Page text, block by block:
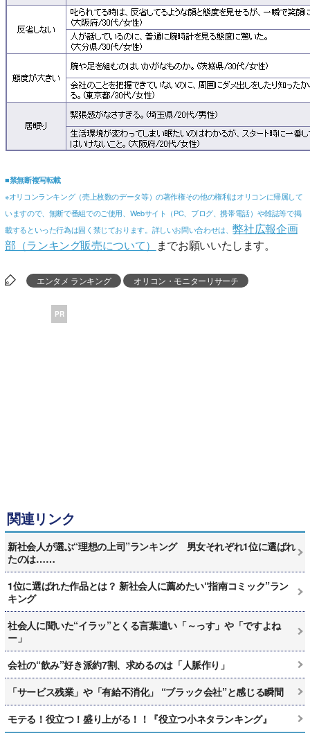
■禁無断複写転載
※オリコンランキング（売上枚数のデータ等）の著作権その他の権利はオリコンに帰属して
いますので、無断で番組でのご使用、Webサイト（PC、ブログ、携帯電話）や雑誌等で掲
載するといった行為は固く禁じております。詳しいお問い合わせは、弊社広報企画
部（ランキング販売について） までお願いいたします。
エンタメ ランキング オリコン・モニターリサーチ
PR
関連リンク
新社会人が選ぶ“理想の上司”ランキング 男女それぞれ1位に選ばれ
たのは……
1位に選ばれた作品とは？ 新社会人に薦めたい“指南コミック”ラン
キング
社会人に聞いた“イラッ”とくる言葉遣い「～っす」や「ですよね
ー」
会社の“飲み”好き派約7割、求めるのは「人脈作り」
「サービス残業」や「有給不消化」 “ブラック会社”と感じる瞬間
モテる！役立つ！盛り上がる！！『役立つ小ネタランキング』